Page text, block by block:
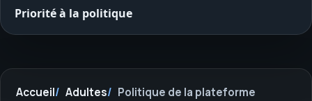
Priorité à la politique
Accueil Adultes Politique de la plateforme